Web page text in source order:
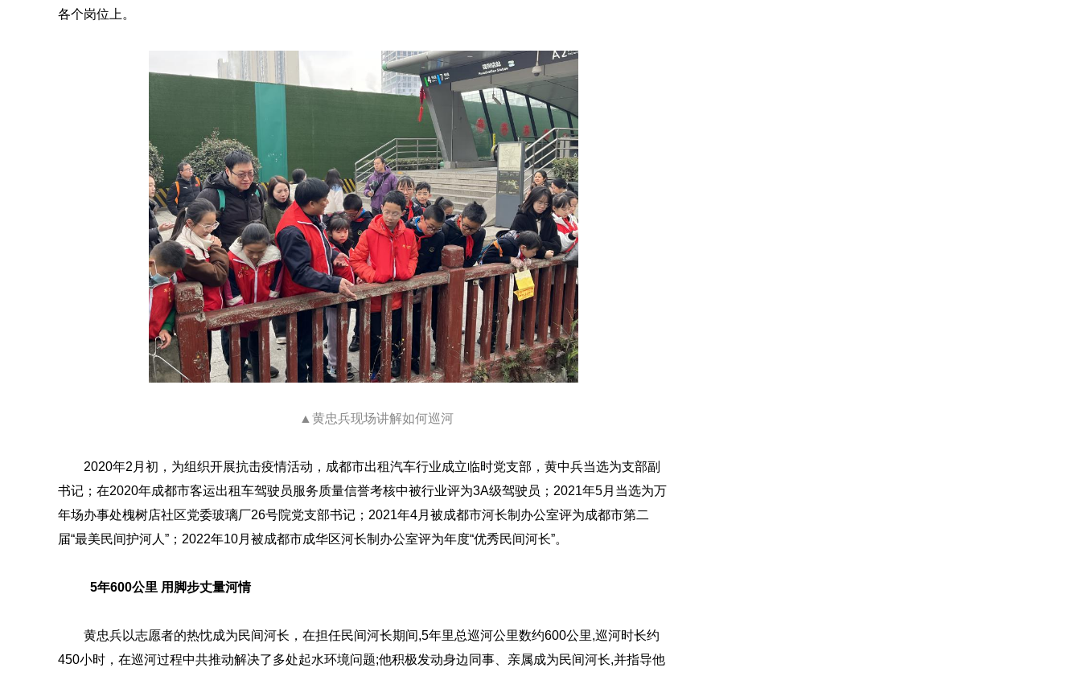
各个岗位上。
▲黄忠兵现场讲解如何巡河
2020年2月初，为组织开展抗击疫情活动，成都市出租汽车行业成立临时党支部，黄中兵当选为支部副
书记；在2020年成都市客运出租车驾驶员服务质量信誉考核中被行业评为3A级驾驶员；2021年5月当选为万
年场办事处槐树店社区党委玻璃厂26号院党支部书记；2021年4月被成都市河长制办公室评为成都市第二
届“最美民间护河人”；2022年10月被成都市成华区河长制办公室评为年度“优秀民间河长”。
5年600公里 用脚步丈量河情
黄忠兵以志愿者的热忱成为民间河长，在担任民间河长期间,5年里总巡河公里数约600公里,巡河时长约
450小时，在巡河过程中共推动解决了多处起水环境问题;他积极发动身边同事、亲属成为民间河长,并指导他